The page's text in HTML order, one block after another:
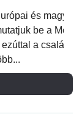
és magyar
be a
ezúttal a családi